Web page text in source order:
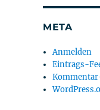
META
Anmelden
Eintrags-